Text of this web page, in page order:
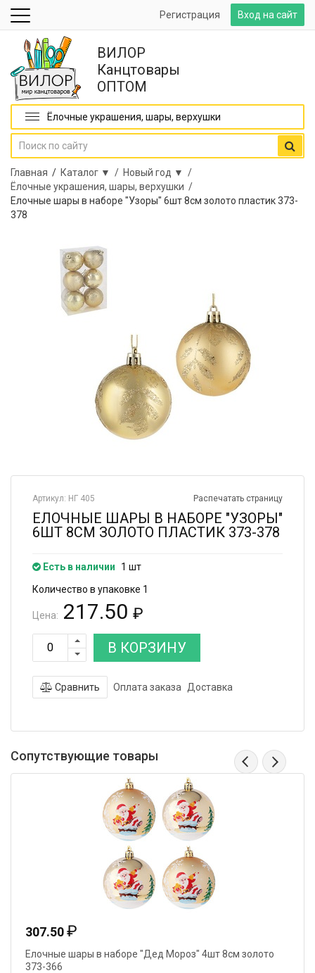
Вход на сайт
Регистрация
ВИЛОР
Канцтовары
ОПТОМ
Ёлочные украшения, шары, верхушки
Главная / Каталог ▼ / Новый год ▼ /
Ёлочные украшения, шары, верхушки /
Елочные шары в наборе "Узоры" 6шт 8см золото пластик 373-
378
Распечатать страницу
Артикул: НГ 405
ЕЛОЧНЫЕ ШАРЫ В НАБОРЕ "УЗОРЫ"
6ШТ 8СМ ЗОЛОТО ПЛАСТИК 373-378
Есть в наличии
1 шт
Количество в упаковке 1
Цена: 217.50 ₽
В КОРЗИНУ
Сравнить Оплата заказа Доставка
Сопутствующие товары
307.50₽
Елочные шары в наборе "Дед Мороз" 4шт 8см золото
373-366